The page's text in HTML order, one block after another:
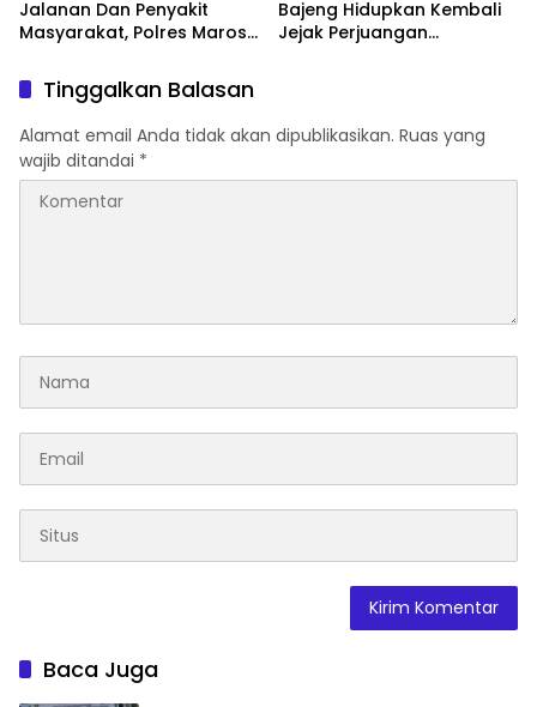
Jalanan Dan Penyakit
Masyarakat, Polres Maros
Kondusif
Bajeng Hidupkan Kembali
Jejak Perjuangan
Warisan yang Tak Ternilai”.
Tinggalkan Balasan
Alamat email Anda tidak akan dipublikasikan. Ruas yang
wajib ditandai *
Baca Juga